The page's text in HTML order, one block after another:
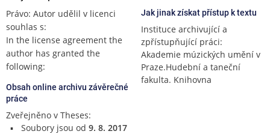
Právo: Autor udělil v licenci
souhlas s:
In the license agreement the
author has granted the
following:
Obsah online archivu závěrečné
práce
Zveřejněno v Theses:
Soubory jsou od 9. 8. 2017
Jak jinak získat přístup k textu
Instituce archivující a
zpřístupňující práci:
Akademie múzických umění v
Praze.Hudební a taneční
fakulta. Knihovna